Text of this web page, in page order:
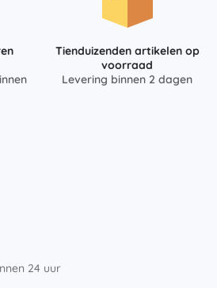
Tienduizenden artikelen op
voorraad
Levering binnen 2 dagen
24 uur